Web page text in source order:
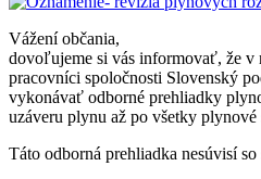
Vážení občania,
dovoľujeme si vás informovať, že v
pracovníci spoločnosti Slovenský
vykonávať odborné prehliadky
uzáveru plynu až po všetky plynové
Táto odborná prehliadka nesúvisí